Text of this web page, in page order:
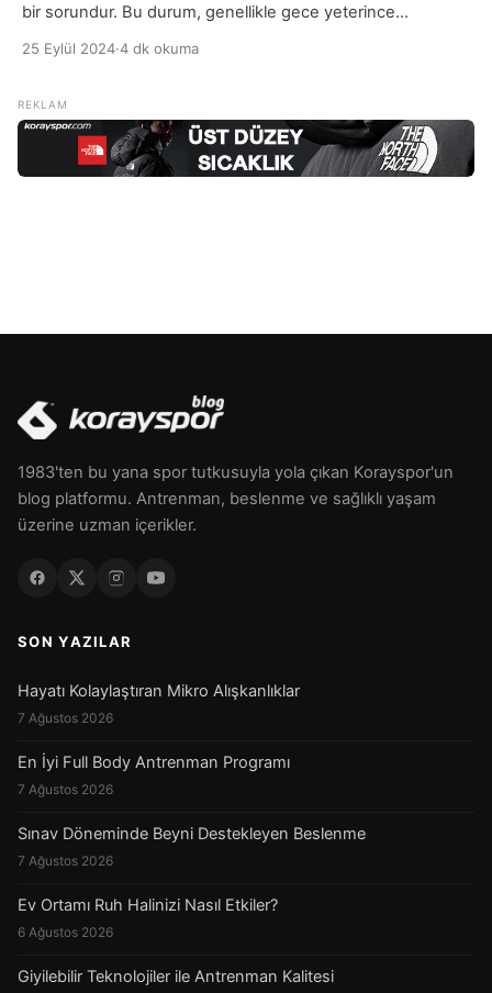
bir sorundur. Bu durum, genellikle gece yeterince
kaynaklanır. Uykusuzluk, stres, anksiyete veya düzensiz
neden olabilir. Aynı zamanda, aşırı kafein tüketimi veya
uyku ortamının rahatsız edici olması da bu durumu
tetikleyebilir. Yorgun uyanmanın başka bir nedeni de […]
25 Eylül 2024·4 dk okuma
1983'ten bu yana spor tutkusuyla yola çıkan Korayspor'un
blog platformu. Antrenman, beslenme ve sağlıklı yaşam
üzerine uzman içerikler.
SON YAZILAR
Hayatı Kolaylaştıran Mikro Alışkanlıklar
7 Ağustos 2026
En İyi Full Body Antrenman Programı
7 Ağustos 2026
Sınav Döneminde Beyni Destekleyen Beslenme
7 Ağustos 2026
Ev Ortamı Ruh Halinizi Nasıl Etkiler?
6 Ağustos 2026
Giyilebilir Teknolojiler ile Antrenman Kalitesi